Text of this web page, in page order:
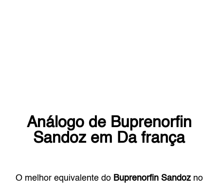
Análogo de Buprenorfin
Sandozem Da frança
O melhor equivalente do Buprenorfin Sandozno